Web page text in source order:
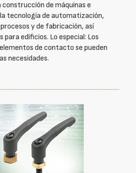
construcción de máquinas e
tecnología de automatización,
y de fabricación, así
para edificios. Lo especial: Los
de contacto se pueden
necesidades.